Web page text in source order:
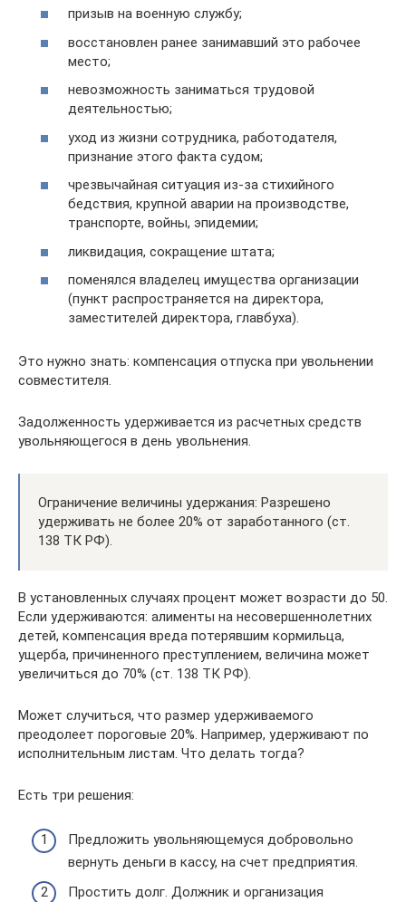
призыв на военную службу;
восстановлен ранее занимавший это рабочее
место;
невозможность заниматься трудовой
деятельностью;
уход из жизни сотрудника, работодателя,
признание этого факта судом;
чрезвычайная ситуация из-за стихийного
бедствия, крупной аварии на производстве,
транспорте, войны, эпидемии;
ликвидация, сокращение штата;
поменялся владелец имущества организации
(пункт распространяется на директора,
заместителей директора, главбуха).
Это нужно знать: компенсация отпуска при увольнении
совместителя.
Задолженность удерживается из расчетных средств
увольняющегося в день увольнения.
Ограничение величины удержания: Разрешено
удерживать не более 20% от заработанного (ст.
138 ТК РФ).
В установленных случаях процент может возрасти до 50.
Если удерживаются: алименты на несовершеннолетних
детей, компенсация вреда потерявшим кормильца,
ущерба, причиненного преступлением, величина может
увеличиться до 70% (ст. 138 ТК РФ).
Может случиться, что размер удерживаемого
преодолеет пороговые 20%. Например, удерживают по
исполнительным листам. Что делать тогда?
Есть три решения:
Предложить увольняющемуся добровольно
вернуть деньги в кассу, на счет предприятия.
Простить долг. Должник и организация